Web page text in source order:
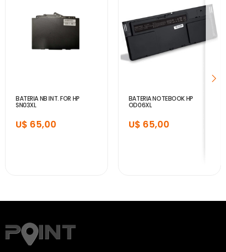
BATERIA NB INT. FOR HP
SN03XL
U$ 65,00
BATERIA NOTEBOOK HP
OD06XL
U$ 65,00